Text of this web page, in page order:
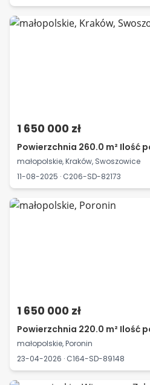
1 650 000 zł
Powierzchnia 260.0 m² Ilość
małopolskie, Kraków, Swoszowice
11-08-2025 · C206-SD-82173
1 650 000 zł
Powierzchnia 220.0 m² Ilość
małopolskie, Poronin
23-04-2026 · C164-SD-89148